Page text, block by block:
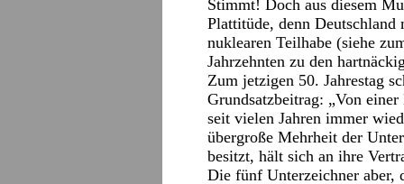
Stimmt! Doch aus diesem
Plattitüde, denn Deutschland
nuklearen Teilhabe (siehe
Jahrzehnten zu den
Zum jetzigen 50. Jahrestag
Grundsatzbeitrag: „Von
seit vielen Jahren immer
übergroße Mehrheit der
besitzt, hält sich an ihre
Die fünf Unterzeichner aber,